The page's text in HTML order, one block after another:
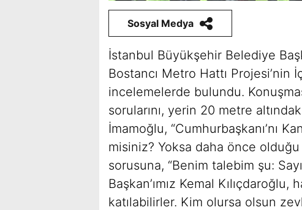
Sosyal Medya
İstanbul Büyükşehir Belediye
Bostancı Metro Hattı
incelemelerde bulundu.
sorularını, yerin 20 metre
İmamoğlu, “Cumhurbaşkanı’nı
misiniz? Yoksa daha önce
sorusuna, “Benim talebim şu:
Başkan’ımız Kemal
katılabilirler. Kim olursa olsun